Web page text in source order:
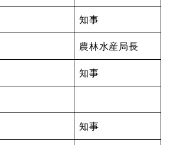
知事
農林水産局長
知事
知事